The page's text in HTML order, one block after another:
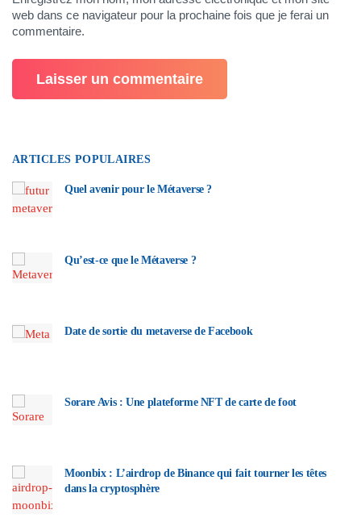
web dans ce navigateur pour la prochaine fois que je ferai un
commentaire.
ARTICLES POPULAIRES
Quel avenir pour le Métaverse ?
Qu’est-ce que le Métaverse ?
Date de sortie du metaverse de Facebook
Sorare Avis : Une plateforme NFT de carte de foot
Moonbix : L’airdrop de Binance qui fait tourner les têtes
dans la cryptosphère